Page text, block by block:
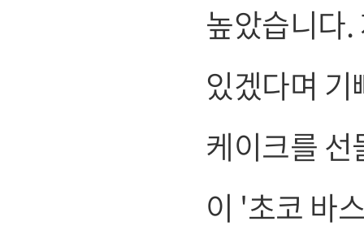
높았습니다
있겠다며
케이크를
이 '초코 바